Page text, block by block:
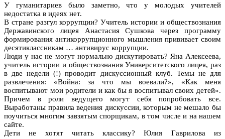
У гуманитариев было заметно, что у молодых учителей
недостатка в идеях нет.
В стране разгул коррупции? Учитель истории и обществознания
Державинского лицея Анастасия Сушкова через программу
формирования антикоррупционного мышления прививает своим
десятиклассникам … антивирус коррупции.
Люди у нас не могут нормально дискутировать? Яна Алексеева,
учитель истории и обществознания Университетского лицея, раз
в две недели (!) проводит дискуссионный клуб. Темы не для
развлечения: «Война: за что мы воевали?», «Как меня
воспитывают мои родители и как бы я воспитывал своих детей».
Причем в роли ведущего могут себя попробовать все.
Выработаны правила ведения дискуссии, которым не мешало бы
поучиться многим завзятым спорщикам, в том числе и на нашем
сайте.
Дети не хотят читать классику? Юлия Гаврилова из